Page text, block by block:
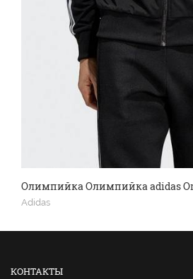
Олимпийка Олимпийка adidas
Adidas
КОНТАКТЫ